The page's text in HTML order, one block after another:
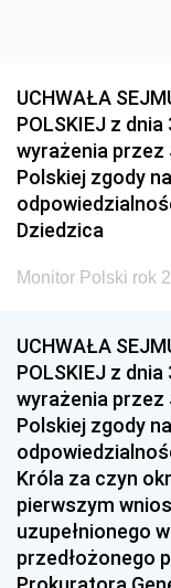
UCHWAŁA
POLSKIEJ z
wyrażenia
Polskiej zgody
Dziedzica
Monitor Polski rok
UCHWAŁA
POLSKIEJ z
wyrażenia
Polskiej zgody
Króla za czyn
pierwszym
uzupełnionego
przedłożonego